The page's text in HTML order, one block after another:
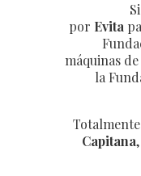
por Evita
máquinas
la
Capitana